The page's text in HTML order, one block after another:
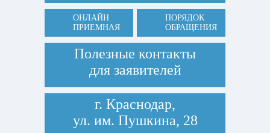
ОНЛАЙН
ПРИЕМНАЯ
ПОРЯДОК
ОБРАЩЕНИЯ
Полезные контакты
для заявителей
г. Краснодар,
ул. им. Пушкина, 28